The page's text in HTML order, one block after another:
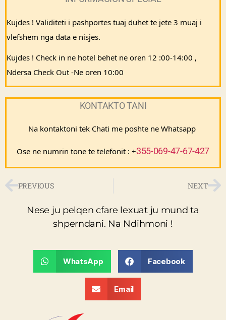
Kujdes ! Validiteti i pashportes tuaj duhet te jete 3 muaj i
vlefshem nga data e nisjes.
Kujdes ! Check in ne hotel behet ne oren 12 :00-14:00 ,
Ndersa Check Out -Ne oren 10:00
KONTAKTO TANI
Na kontaktoni tek Chati me poshte ne Whatsapp
Ose ne numrin tone te telefonit : +355-069-47-67-427
PREVIOUS NEXT
Nese ju pelqen cfare lexuat ju mund ta
shperndani. Na Ndihmoni !
WhatsApp Facebook
Email